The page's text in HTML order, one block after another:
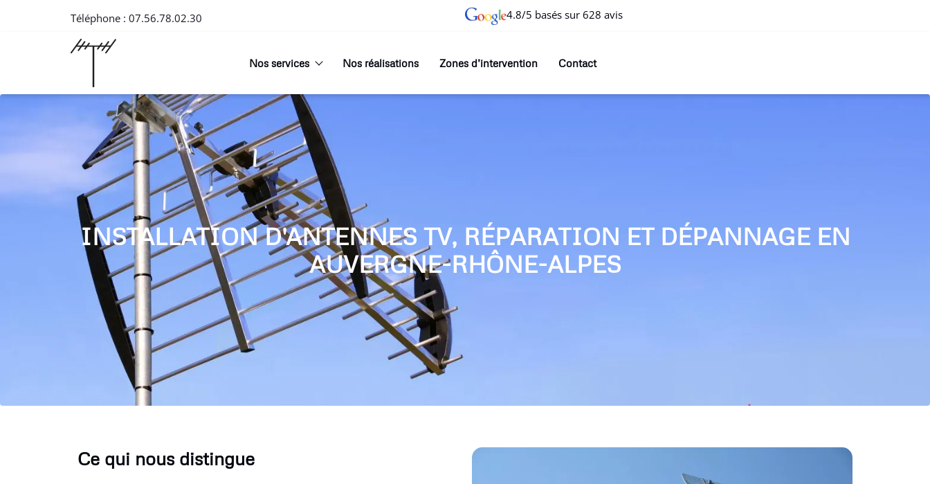
Téléphone : 07.56.78.02.30 4.8/5 basés sur 628 avis
Nos services Nos réalisations Zones d’intervention Contact
INSTALLATION D'ANTENNES TV, RÉPARATION ET DÉPANNAGE EN
AUVERGNE-RHÔNE-ALPES
Ce qui nous distingue